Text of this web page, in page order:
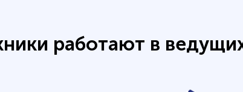
работают в